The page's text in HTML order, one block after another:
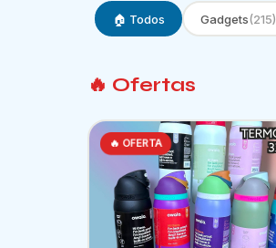
🏠 Todos Gadgets(215)
🔥 Ofertas
🔥 OFERTA